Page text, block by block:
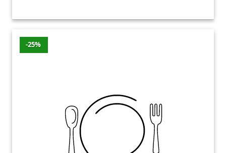
-25%